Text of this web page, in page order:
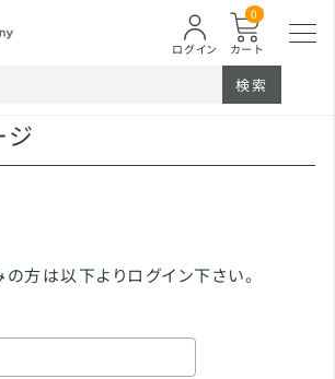
カート
0
ログイン
検索
ジ
方は以下よりログイン下さい。